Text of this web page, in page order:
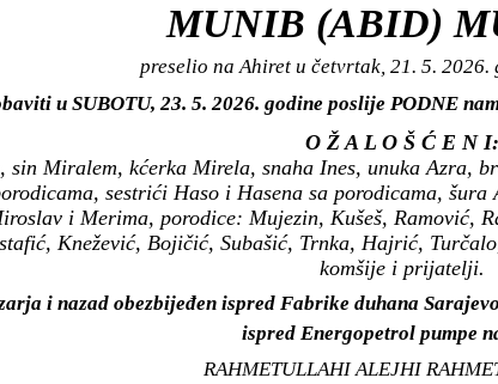
MUNIB (ABID)
preselio na Ahiret u četvrtak, 21. 5. 2026.
u SUBOTU, 23. 5. 2026. godine poslije PODNE
O Ž A L O Š Ć E N I:
sin Miralem, kćerka Mirela, snaha Ines, unuka Azra,
sestrići Haso i Hasena sa porodicama,
i Merima, porodice: Mujezin, Kušeš, Ramović,
Knežević, Bojičić, Subašić, Trnka, Hajrić,
komšije i prijatelji.
i nazad obezbijeđen ispred Fabrike duhana
ispred Energopetrol pumpe
RAHMETULLAHI ALEJHI